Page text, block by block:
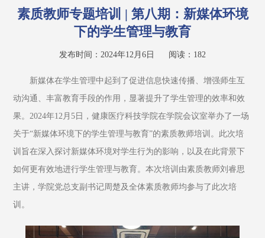
素质教师专题培训 | 第八期：新媒体环境
下的学生管理与教育
发布时间：2024年12月6日 阅读： 182
新媒体在学生管理中起到了促进信息快速传播、增强师生互
动沟通、丰富教育手段的作用，显著提升了学生管理的效率和效
果。2024年12月5日，健康医疗科技学院在学院会议室举办了一场
关于“新媒体环境下的学生管理与教育”的素质教师培训。此次培
训旨在深入探讨新媒体环境对学生行为的影响，以及在此背景下
如何更有效地进行学生管理与教育。本次培训由素质教师刘睿思
主讲，学院党总支副书记周楚及全体素质教师均参与了此次培
训。